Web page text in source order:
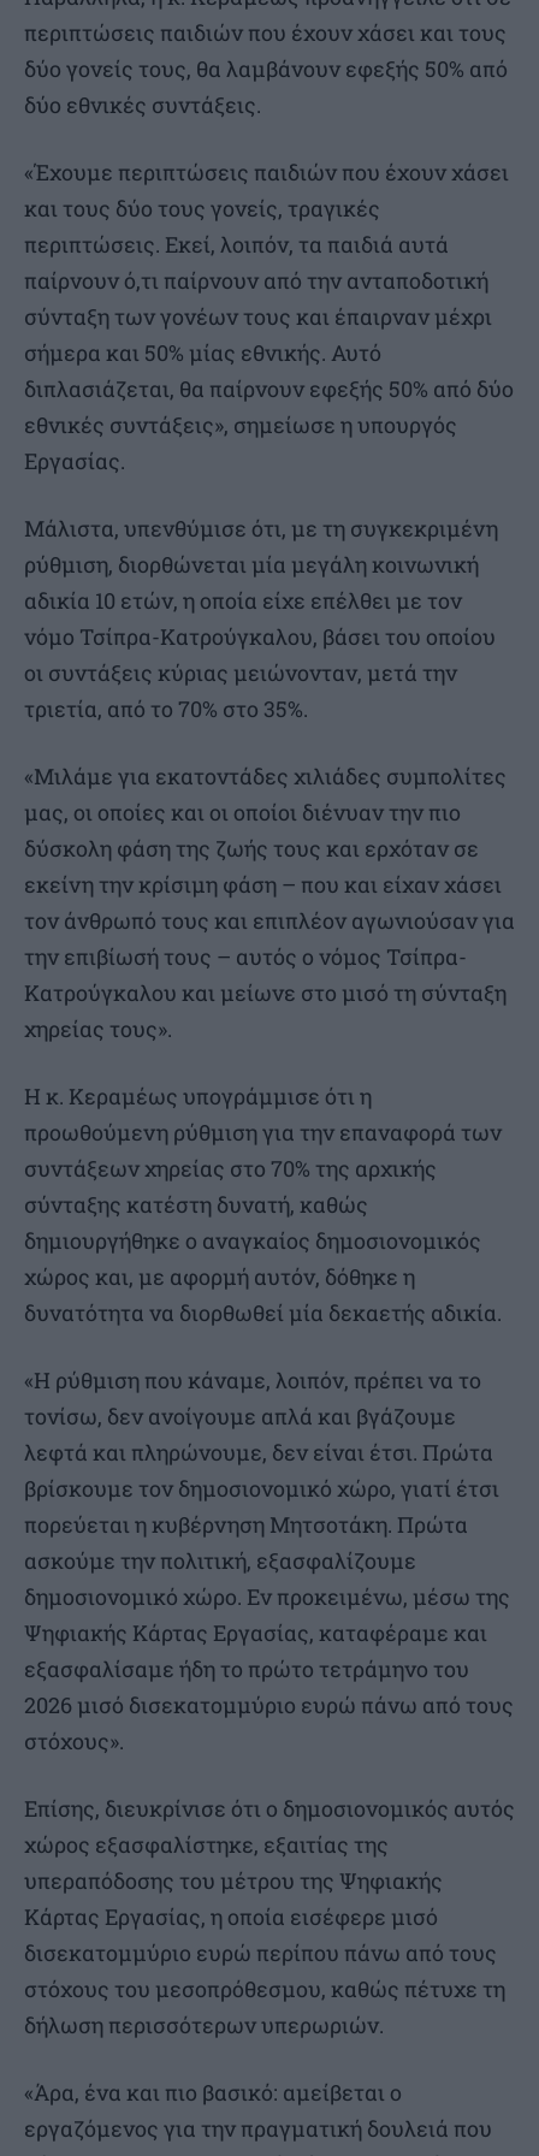
περιπτώσεις παιδιών που έχουν χάσει και τους
δύο γονείς τους, θα λαμβάνουν εφεξής 50% από
δύο εθνικές συντάξεις.
«Έχουμε περιπτώσεις παιδιών που έχουν χάσει
και τους δύο τους γονείς, τραγικές
περιπτώσεις. Εκεί, λοιπόν, τα παιδιά αυτά
παίρνουν ό,τι παίρνουν από την ανταποδοτική
σύνταξη των γονέων τους και έπαιρναν μέχρι
σήμερα και 50% μίας εθνικής. Αυτό
διπλασιάζεται, θα παίρνουν εφεξής 50% από δύο
εθνικές συντάξεις», σημείωσε η υπουργός
Εργασίας.
Μάλιστα, υπενθύμισε ότι, με τη συγκεκριμένη
ρύθμιση, διορθώνεται μία μεγάλη κοινωνική
αδικία 10 ετών, η οποία είχε επέλθει με τον
νόμο Τσίπρα-Κατρούγκαλου, βάσει του οποίου
οι συντάξεις κύριας μειώνονταν, μετά την
τριετία, από το 70% στο 35%.
«Μιλάμε για εκατοντάδες χιλιάδες συμπολίτες
μας, οι οποίες και οι οποίοι διένυαν την πιο
δύσκολη φάση της ζωής τους και ερχόταν σε
εκείνη την κρίσιμη φάση – που και είχαν χάσει
τον άνθρωπό τους και επιπλέον αγωνιούσαν για
την επιβίωσή τους – αυτός ο νόμος Τσίπρα-
Κατρούγκαλου και μείωνε στο μισό τη σύνταξη
χηρείας τους».
Η κ. Κεραμέως υπογράμμισε ότι η
προωθούμενη ρύθμιση για την επαναφορά των
συντάξεων χηρείας στο 70% της αρχικής
σύνταξης κατέστη δυνατή, καθώς
δημιουργήθηκε ο αναγκαίος δημοσιονομικός
χώρος και, με αφορμή αυτόν, δόθηκε η
δυνατότητα να διορθωθεί μία δεκαετής αδικία.
«Η ρύθμιση που κάναμε, λοιπόν, πρέπει να το
τονίσω, δεν ανοίγουμε απλά και βγάζουμε
λεφτά και πληρώνουμε, δεν είναι έτσι. Πρώτα
βρίσκουμε τον δημοσιονομικό χώρο, γιατί έτσι
πορεύεται η κυβέρνηση Μητσοτάκη. Πρώτα
ασκούμε την πολιτική, εξασφαλίζουμε
δημοσιονομικό χώρο. Εν προκειμένω, μέσω της
Ψηφιακής Κάρτας Εργασίας, καταφέραμε και
εξασφαλίσαμε ήδη το πρώτο τετράμηνο του
2026 μισό δισεκατομμύριο ευρώ πάνω από τους
στόχους».
Επίσης, διευκρίνισε ότι ο δημοσιονομικός αυτός
χώρος εξασφαλίστηκε, εξαιτίας της
υπεραπόδοσης του μέτρου της Ψηφιακής
Κάρτας Εργασίας, η οποία εισέφερε μισό
δισεκατομμύριο ευρώ περίπου πάνω από τους
στόχους του μεσοπρόθεσμου, καθώς πέτυχε τη
δήλωση περισσότερων υπερωριών.
«Άρα, ένα και πιο βασικό: αμείβεται ο
εργαζόμενος για την πραγματική δουλειά που